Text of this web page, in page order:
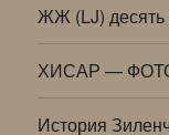
ЖЖ (LJ) десять
ХИСАР —
История